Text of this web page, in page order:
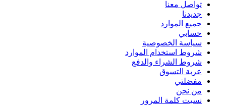
تواصل معنا
جديدنا
جميع الموارد
حسابي
سياسة الخصوصية
شروط استخدام الموارد
شروط الشراء والدفع
عربة التسوق
مفضلتي
من نحن
نسيت كلمة المرور